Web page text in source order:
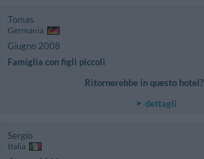
Tomas
Germania
Giugno 2008
Famiglia con figli piccoli
Ritornerebbe in questo hotel?
dettagli
Sergio
Italia